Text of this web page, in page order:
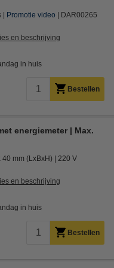
Promotie video DAR00265
en beschrijving
in huis
Bestellen
energiemeter | Max.
40 mm (LxBxH) 220 V
en beschrijving
in huis
Bestellen